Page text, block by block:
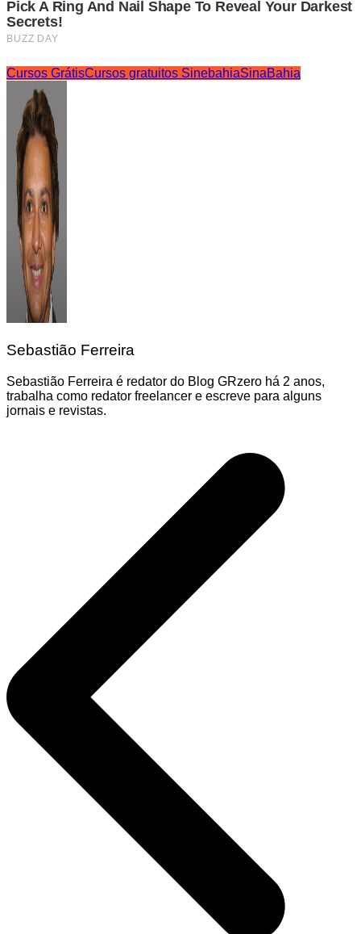
Cursos GrátisCursos gratuitos SinebahiaSinaBahia
Sebastião Ferreira
Sebastião Ferreira é redator do Blog GRzero há 2 anos,
trabalha como redator freelancer e escreve para alguns
jornais e revistas.